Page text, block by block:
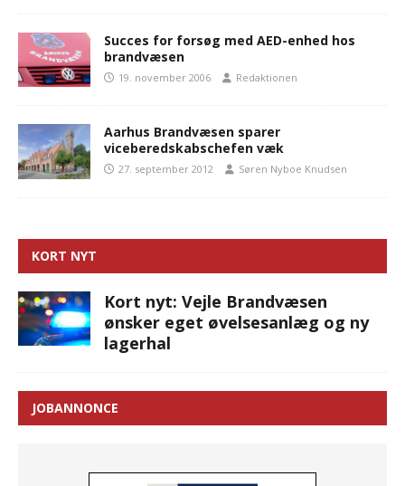
Succes for forsøg med AED-enhed hos
brandvæsen
19. november 2006 Redaktionen
Aarhus Brandvæsen sparer
viceberedskabschefen væk
27. september 2012 Søren Nyboe Knudsen
KORT NYT
Kort nyt: Vejle Brandvæsen
ønsker eget øvelsesanlæg og ny
lagerhal
JOBANNONCE